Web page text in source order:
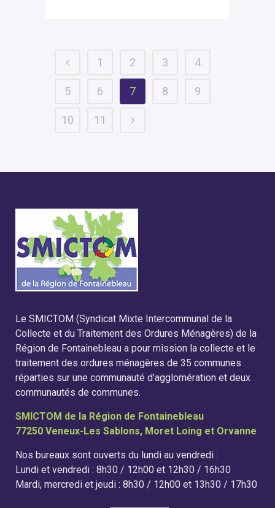
1 2 3 4
5 6 7 8 9
10 11
Le SMICTOM (Syndicat Mixte Intercommunal de la
Collecte et du Traitement des Ordures Ménagères) de la
Région de Fontainebleau a pour mission la collecte et le
traitement des ordures ménagères de 35 communes
réparties sur une communauté d’agglomération et deux
communautés de communes.
SMICTOM de la Région de Fontainebleau
77250 Veneux-Les Sablons, Moret Loing et Orvanne
Nos bureaux sont ouverts du lundi au vendredi :
Lundi et vendredi : 8h30 / 12h00 et 12h30 / 16h30
Mardi, mercredi et jeudi : 8h30 / 12h00 et 13h30 / 17h30